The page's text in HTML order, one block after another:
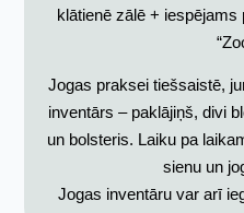
klātienē zālē + iespējams
Jogas praksei tiešsaistē,
inventārs – paklājiņš, divi
un bolsteris. Laiku pa
sienu un
Jogas inventāru var arī